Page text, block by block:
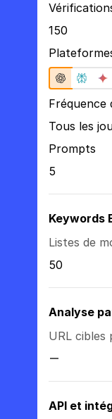
150
Fréquence
Tous les
Prompts
5
Keywords
Listes de
50
Analyse
URL
API et